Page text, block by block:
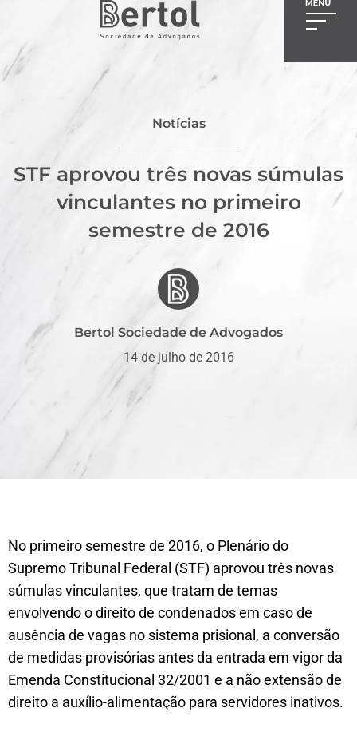
Notícias
STF aprovou três novas súmulas
vinculantes no primeiro
semestre de 2016
Bertol Sociedade de Advogados
14 de julho de 2016
No primeiro semestre de 2016, o Plenário do
Supremo Tribunal Federal (STF) aprovou três novas
súmulas vinculantes, que tratam de temas
envolvendo o direito de condenados em caso de
ausência de vagas no sistema prisional, a conversão
de medidas provisórias antes da entrada em vigor da
Emenda Constitucional 32/2001 e a não extensão de
direito a auxílio-alimentação para servidores inativos.